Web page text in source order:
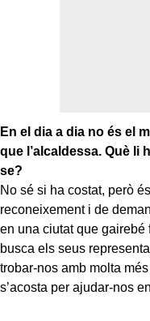
En el dia a dia no és el
que l’alcaldessa. Què li
se?
No sé si ha costat, però
reconeixement i de
en una ciutat que
busca els seus
trobar-nos amb molta
s’acosta per ajudar-nos